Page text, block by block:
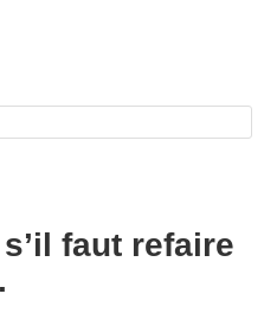
faut refaire